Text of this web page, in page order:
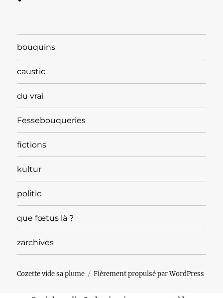
bouquins
caustic
du vrai
Fessebouqueries
fictions
kultur
politic
que fœtus là ?
zarchives
Cozette vide sa plume Fièrement propulsé par WordPress